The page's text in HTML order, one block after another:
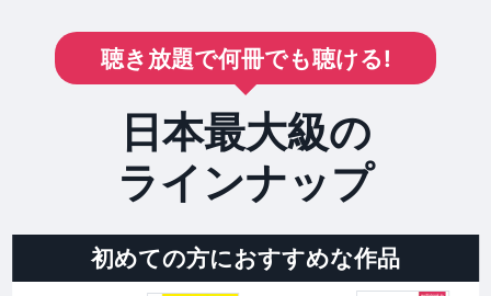
聴き放題で何冊でも聴ける!
日本最大級の
ラインナップ
初めての方におすすめな作品